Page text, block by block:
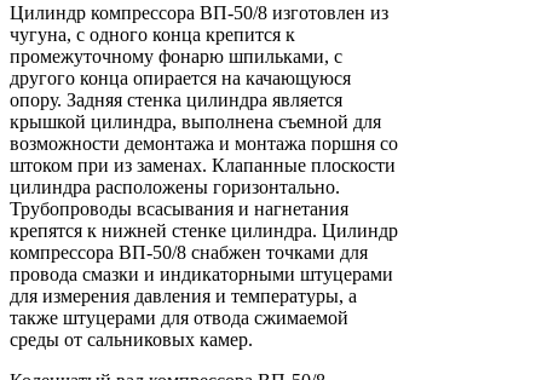
Цилиндр компрессора ВП-50/8 изготовлен из
чугуна, с одного конца крепится к
промежуточному фонарю шпильками, с
другого конца опирается на качающуюся
опору. Задняя стенка цилиндра является
крышкой цилиндра, выполнена съемной для
возможности демонтажа и монтажа поршня со
штоком при из заменах. Клапанные плоскости
цилиндра расположены горизонтально.
Трубопроводы всасывания и нагнетания
крепятся к нижней стенке цилиндра. Цилиндр
компрессора ВП-50/8 снабжен точками для
провода смазки и индикаторными штуцерами
для измерения давления и температуры, а
также штуцерами для отвода сжимаемой
среды от сальниковых камер.